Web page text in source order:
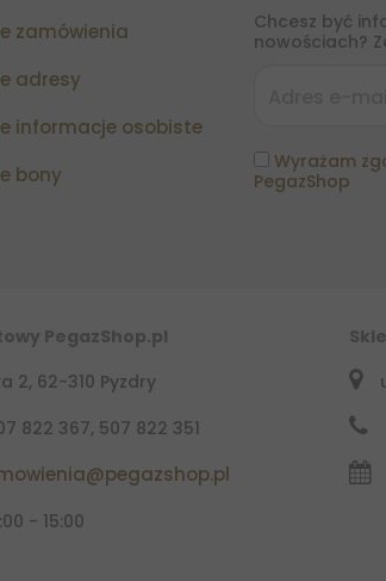
zamówienia
adresy
informacje osobiste
bony
Chcesz być
nowościach?
Wyrażam
PegazShop
PegazShop.pl
2, 62-310 Pyzdry
822 367, 507 822 351
- 15:00